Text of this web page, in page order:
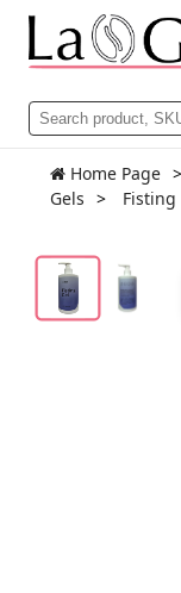
Home Page
Gels
Fisting